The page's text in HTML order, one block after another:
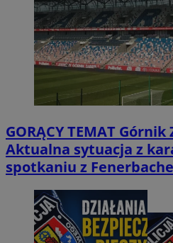
GORĄCY TEMAT Górnik
Aktualna sytuacja z
spotkaniu z Fenerbache